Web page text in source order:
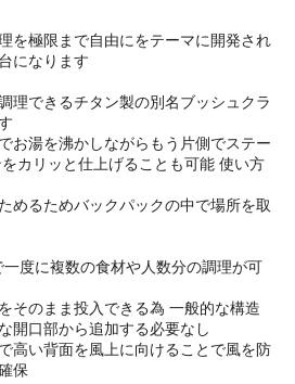
を極限まで自由にをテーマに開発され
になります
理できるチタン製の別名ブッシュクラ
お湯を沸かしながらもう片側でステー
カリッと仕上げることも可能 使い方
めるためバックパックの中で場所を取
度に複数の食材や人数分の調理が可
そのまま投入できる為 一般的な構造
開口部から追加する必要なし
高い背面を風上に向けることで風を防
保